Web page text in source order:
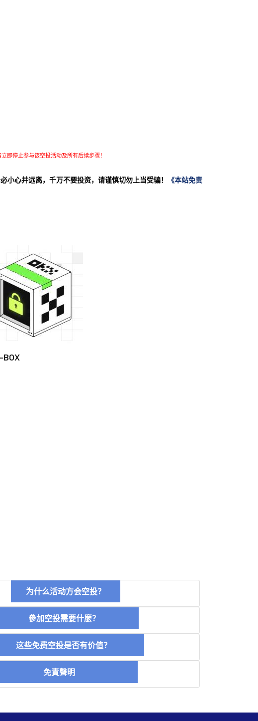
即停止参与该空投活动及所有后续步骤！
心并远离，千万不要投资，请谨慎切勿上当受骗！
《本站免责
BOX
为什么活动方会空投？
參加空投需要什麼？
这些免费空投是否有价值？
免責聲明